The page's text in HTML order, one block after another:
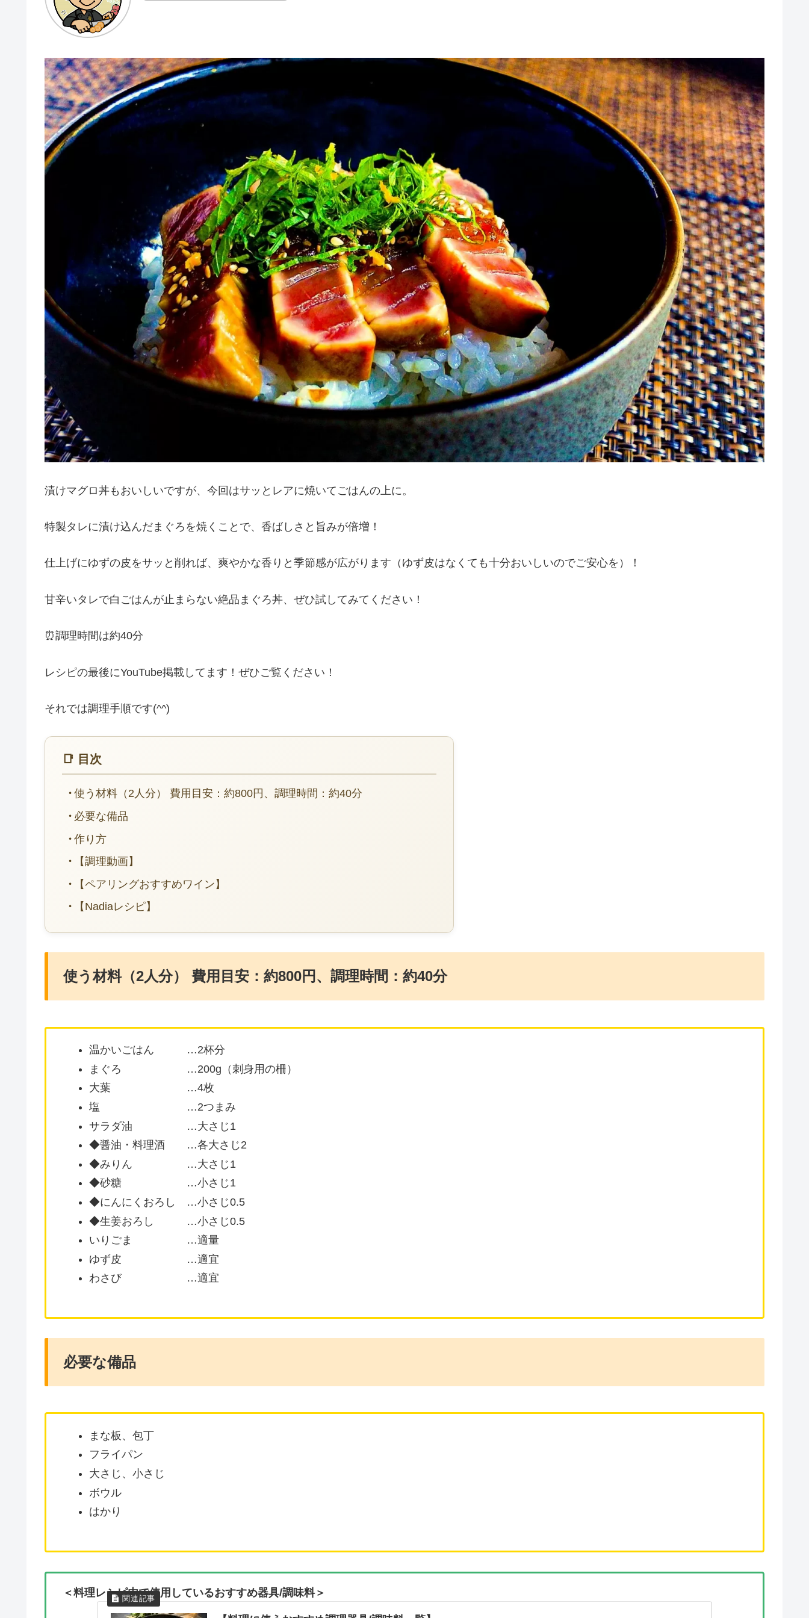
漬けマグロ丼もおいしいですが、今回はサッとレアに焼いてごはんの上に。
特製タレに漬け込んだまぐろを焼くことで、香ばしさと旨みが倍増！
仕上げにゆずの皮をサッと削れば、爽やかな香りと季節感が広がります（ゆず皮はなくても十分おいしいのでご安心を）！
甘辛いタレで白ごはんが止まらない絶品まぐろ丼、ぜひ試してみてください！
⏰調理時間は約40分
レシピの最後にYouTube掲載してます！ぜひご覧ください！
それでは調理手順です(^^)
📑 目次
使う材料（2人分） 費用目安：約800円、調理時間：約40分
必要な備品
作り方
【調理動画】
【ペアリングおすすめワイン】
【Nadiaレシピ】
使う材料（2人分） 費用目安：約800円、調理時間：約40分
温かいごはん …2杯分
まぐろ …200g（刺身用の柵）
大葉 …4枚
塩 …2つまみ
サラダ油 …大さじ1
◆醤油・料理酒 …各大さじ2
◆みりん …大さじ1
◆砂糖 …小さじ1
◆にんにくおろし …小さじ0.5
◆生姜おろし …小さじ0.5
いりごま …適量
ゆず皮 …適宜
わさび …適宜
必要な備品
まな板、包丁
フライパン
大さじ、小さじ
ボウル
はかり
＜料理レシピ内で使用しているおすすめ器具/調味料＞